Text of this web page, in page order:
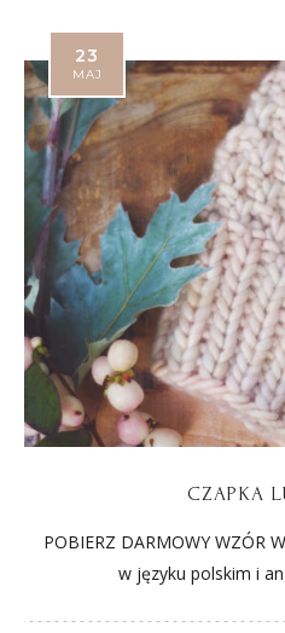
23
MAJ
CZAPKA
POBIERZ DARMOWY WZÓR
w języku polskim i